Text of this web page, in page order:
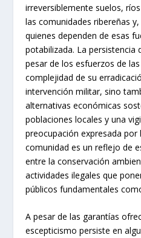
irreversiblemente suelos,
las comunidades ribereñas
quienes dependen de esas
potabilizada. La persistencia
pesar de los esfuerzos de
complejidad de su
intervención militar, sino
alternativas económicas
poblaciones locales y una
preocupación expresada
comunidad es un reflejo de
entre la conservación
actividades ilegales que
públicos fundamentales
A pesar de las garantías
escepticismo persiste en